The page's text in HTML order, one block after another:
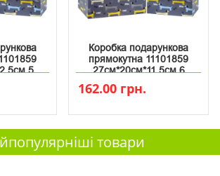
5
Коробка подарункова
прямокутна 11101859
27см*20см*11.5см 6
162.00 грн.
товари